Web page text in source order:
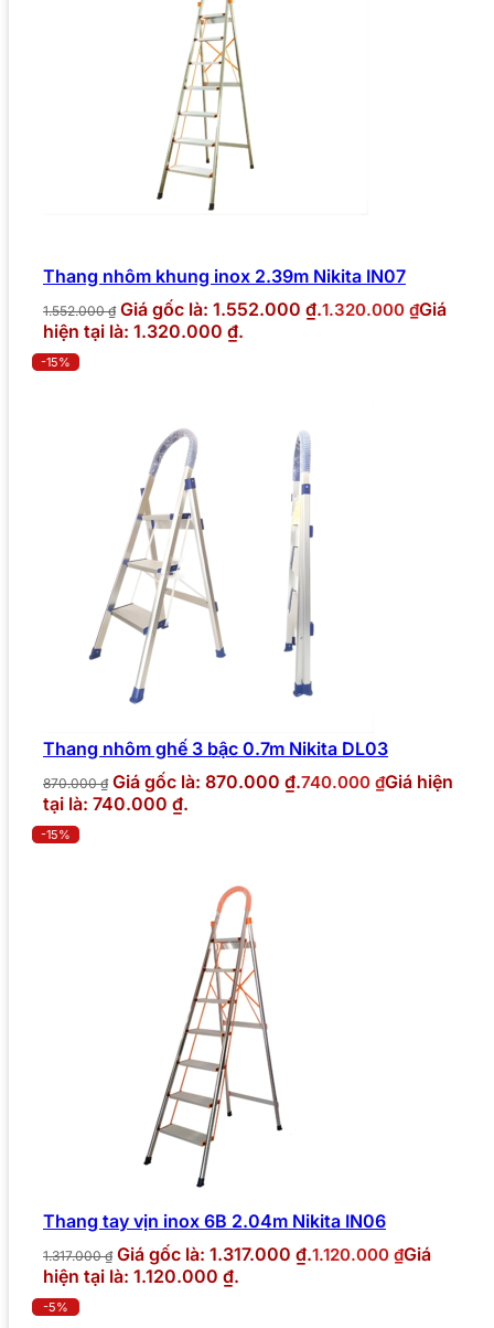
Thang nhôm khung inox 2.39m Nikita IN07
1.552.000₫ Giá gốc là: 1.552.000 ₫.1.320.000 ₫Giá
hiện tại là: 1.320.000 ₫.
-15%
Thang nhôm ghế 3 bậc 0.7m Nikita DL03
870.000₫ Giá gốc là: 870.000 ₫.740.000 ₫Giá hiện
tại là: 740.000 ₫.
-15%
Thang tay vịn inox 6B 2.04m Nikita IN06
1.317.000₫ Giá gốc là: 1.317.000 ₫.1.120.000 ₫Giá
hiện tại là: 1.120.000 ₫.
-5%